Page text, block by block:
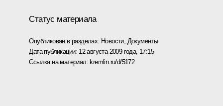
Статус материала
Опубликован в разделах: Новости, Документы
Дата публикации: 12 августа 2009 года, 17:15
Ссылка на материал:kremlin.ru/d/5172